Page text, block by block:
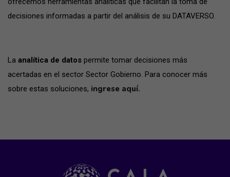
decisiones informadas a partir del análisis de su DATAVERSO.
La analítica de datos permite tomar decisiones más
acertadas en el sector Sector Gobierno. Para conocer más
sobre estas soluciones, ingrese aquí.